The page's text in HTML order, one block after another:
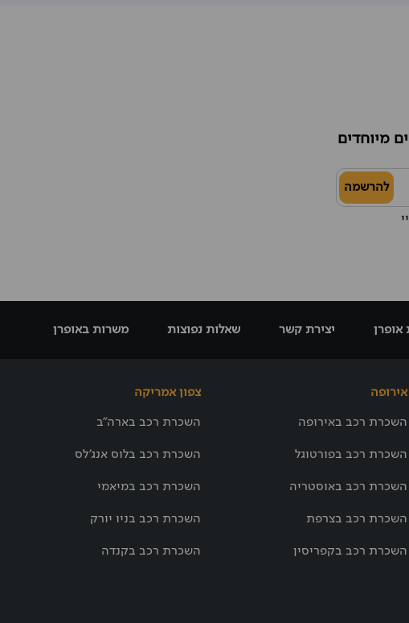
מיוחדים
להרשמה
אופרן יצירת קשר שאלות נפוצות משרות באופרן
אירופה
השכרת רכב באירופה
השכרת רכב בפורטוגל
השכרת רכב באוסטריה
השכרת רכב בצרפת
השכרת רכב בקפריסין
צפון אמריקה
השכרת רכב בארה"ב
השכרת רכב בלוס אנג'לס
השכרת רכב במיאמי
השכרת רכב בניו יורק
השכרת רכב בקנדה